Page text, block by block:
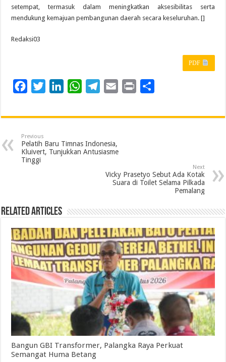
setempat, termasuk dalam meningkatkan aksesibilitas serta
mendukung kemajuan pembangunan daerah secara keseluruhan. []
Redaksi03
PDF
c
b
o
i
t
e
n
e
d
W
a
s
A
l
g
r
a
i
a
Previous
Pelatih Baru Timnas Indonesia,
Kluivert, Tunjukkan Antusiasme
Tinggi
Next
Vicky Prasetyo Sebut Ada Kotak
Suara di Toilet Selama Pilkada
Pemalang
Related Articles
Bangun GBI Transformer, Palangka Raya Perkuat
Semangat Huma Betang